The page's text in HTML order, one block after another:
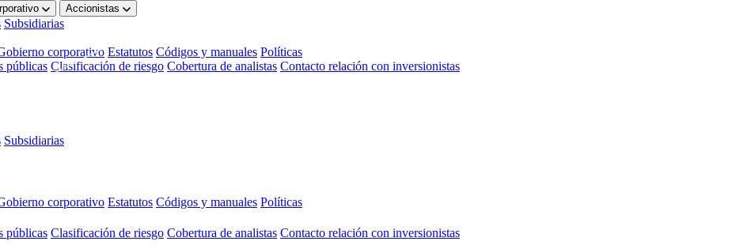
Accionistas
Subsidiarias
corporativo Estatutos Códigos y manuales Políticas
públicas Clasificación de riesgo Cobertura de analistas Contacto relación con inversionistas
Subsidiarias
corporativo Estatutos Códigos y manuales Políticas
públicas Clasificación de riesgo Cobertura de analistas Contacto relación con inversionistas